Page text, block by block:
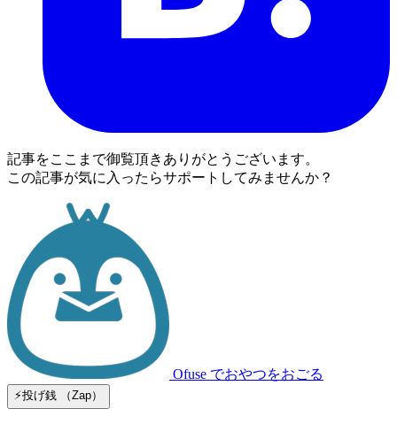
記事をここまで御覧頂きありがとうございます。
この記事が気に入ったらサポートしてみませんか？
Ofuse でおやつをおごる
⚡️投げ銭 （Zap）